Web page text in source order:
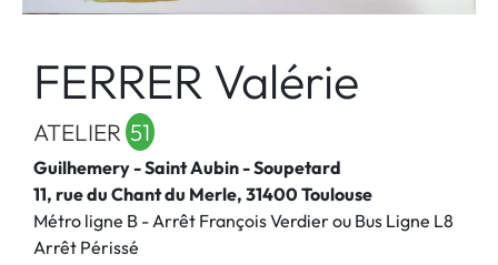
FERRER Valérie
ATELIER 51
Guilhemery - Saint Aubin - Soupetard
11, rue du Chant du Merle, 31400 Toulouse
Métro ligne B - Arrêt François Verdier ou Bus Ligne L8
Arrêt Périssé